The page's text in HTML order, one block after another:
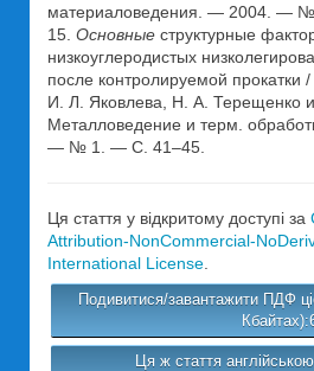
материаловедения. — 2004. —
15. Основные структурные
низкоуглеродистых
после контролируемой прокатки
И. Л. Яковлева, Н. А. Терещенко
Металловедение и терм.
— № 1. — С. 41–45.
Ця стаття у відкритому доступі за
Attribution-NonCommercial-
International License
Подивитися/завантажити ПДФ
Ця ж стаття